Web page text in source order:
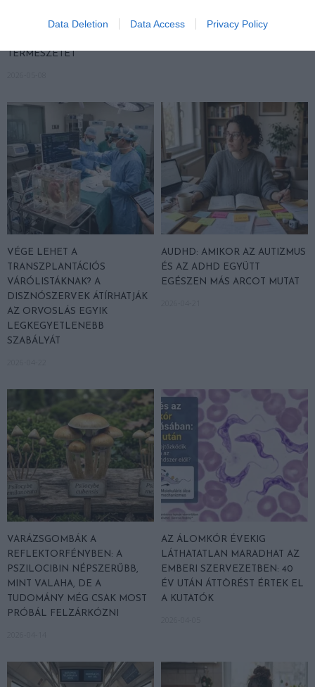
Data Deletion Data Access Privacy Policy
MEGTANÍTOTTA A VILÁGNAK,
TERMÉSZETET
AZ OKOZTA A RÁKOT
VÉGE LEHET A
TRANSZPLANTÁCIÓS
VÁRÓLISTÁKNAK? A
DISZNÓSZERVEK ÁTÍRHATJÁK
AZ ORVOSLÁS EGYIK
LEGKEGYETLENEBB
SZABÁLYÁT
AUDHD: AMIKOR AZ AUTIZMUS
ÉS AZ ADHD EGYÜTT
EGÉSZEN MÁS ARCOT MUTAT
VARÁZSGOMBÁK A
REFLEKTORFÉNYBEN: A
PSZILOCIBIN NÉPSZERŰBB,
MINT VALAHA, DE A
TUDOMÁNY MÉG CSAK MOST
PRÓBÁL FELZÁRKÓZNI
AZ ÁLOMKÓR ÉVEKIG
LÁTHATATLAN MARADHAT AZ
EMBERI SZERVEZETBEN: 40
ÉV UTÁN ÁTTÖRÉST ÉRTEK EL
A KUTATÓK